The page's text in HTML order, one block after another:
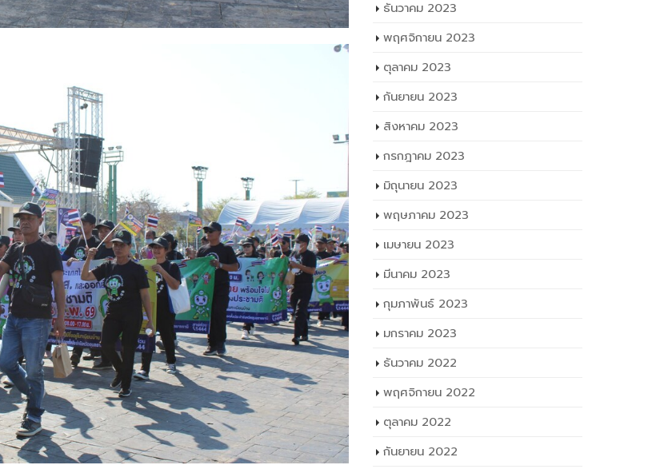
ธันวาคม 2023
พฤศจิกายน 2023
ตุลาคม 2023
กันยายน 2023
สิงหาคม 2023
กรกฎาคม 2023
มิถุนายน 2023
พฤษภาคม 2023
เมษายน 2023
มีนาคม 2023
กุมภาพันธ์ 2023
มกราคม 2023
ธันวาคม 2022
พฤศจิกายน 2022
ตุลาคม 2022
กันยายน 2022